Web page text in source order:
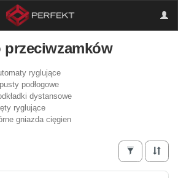
przeciwzamków
ryglujące
podłogowe
dystansowe
ryglujące
gniazda cięgien